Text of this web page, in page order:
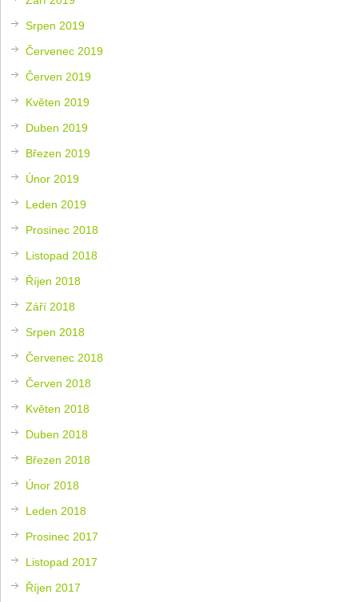
Srpen 2019
Červenec 2019
Červen 2019
Květen 2019
Duben 2019
Březen 2019
Únor 2019
Leden 2019
Prosinec 2018
Listopad 2018
Říjen 2018
Září 2018
Srpen 2018
Červenec 2018
Červen 2018
Květen 2018
Duben 2018
Březen 2018
Únor 2018
Leden 2018
Prosinec 2017
Listopad 2017
Říjen 2017